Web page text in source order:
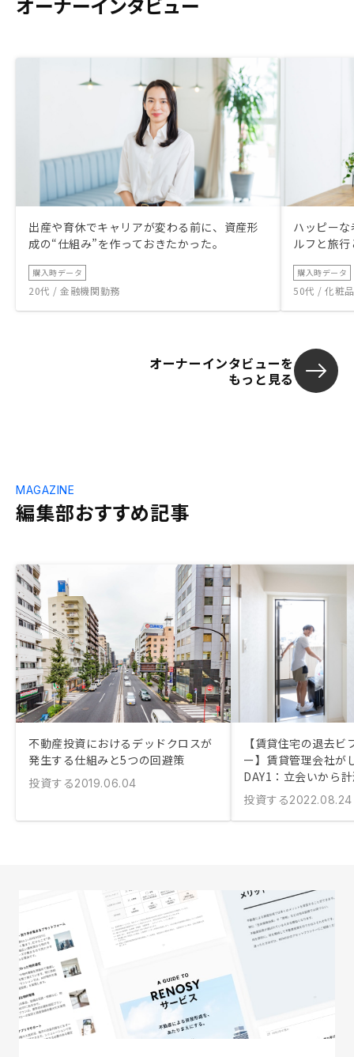
出産や育休でキャリアが変わる前に、資産形
成の“仕組み”を作っておきたかった。
購入時データ
20代 / 金融機関勤務
ハッピー
ルフと旅
購入時データ
50代 / 化粧
オーナーインタビューを
もっと見る
編集部おすすめ記事
MAGAZINE
不動産投資におけるデッドクロスが
発生する仕組みと5つの回避策
投資する2019.06.04
【賃貸住宅の退去ビ
ー】賃貸管理会社が
DAY1：立会いから
投資する2022.08.24